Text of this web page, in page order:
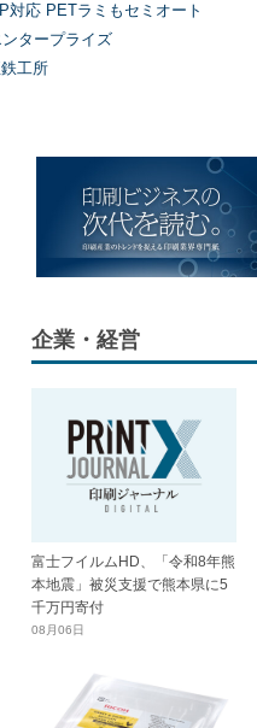
対応 PETラミもセミオート
タープライズ
工所
企業・経営
富士フイルムHD、「令和8年熊
本地震」被災支援で熊本県に5
千万円寄付
08月06日